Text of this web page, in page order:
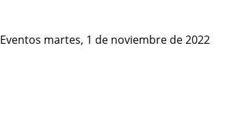
Eventos martes, 1 de noviembre de 2022